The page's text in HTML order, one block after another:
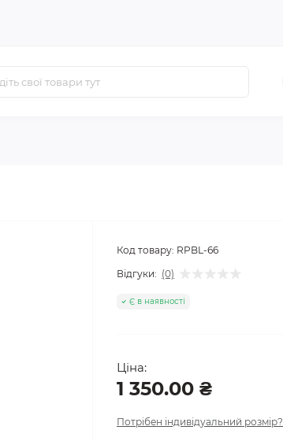
Код товару: RPBL-66
Відгуки: (0)
Є в наявності
Ціна:
1 350.00 ₴
Потрібен індивідуальний розмір?